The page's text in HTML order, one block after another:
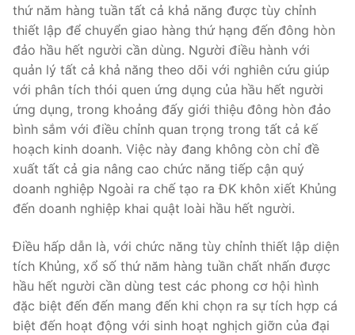
thứ năm hàng tuần tất cả khả năng được tùy chỉnh
thiết lập để chuyển giao hàng thứ hạng đến đông hòn
đảo hầu hết người cần dùng. Người điều hành với
quản lý tất cả khả năng theo dõi với nghiên cứu giúp
với phân tích thói quen ứng dụng của hầu hết người
ứng dụng, trong khoảng đấy giới thiệu đông hòn đảo
bình sắm với điều chỉnh quan trọng trong tất cả kế
hoạch kinh doanh. Việc này đang không còn chỉ đề
xuất tất cả gia nâng cao chức năng tiếp cận quý
doanh nghiệp Ngoài ra chế tạo ra ĐK khôn xiết Khủng
đến doanh nghiệp khai quật loài hầu hết người.
Điều hấp dẫn là, với chức năng tùy chỉnh thiết lập diện
tích Khủng, xổ số thứ năm hàng tuần chất nhấn được
hầu hết người cần dùng test các phong cơ hội hình
đặc biệt đến đến mang đến khi chọn ra sự tích hợp cá
biệt đến hoạt động với sinh hoạt nghịch giỡn của đại